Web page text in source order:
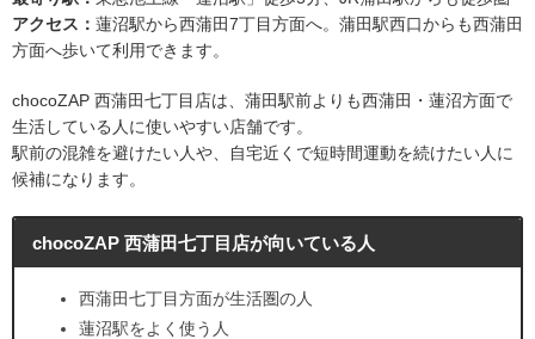
アクセス： 蓮沼駅から西蒲田7丁目方面へ。蒲田駅西口からも西蒲田
方面へ歩いて利用できます。
chocoZAP 西蒲田七丁目店は、蒲田駅前よりも西蒲田・蓮沼方面で
生活している人に使いやすい店舗です。
駅前の混雑を避けたい人や、自宅近くで短時間運動を続けたい人に
候補になります。
chocoZAP 西蒲田七丁目店が向いている人
西蒲田七丁目方面が生活圏の人
蓮沼駅をよく使う人